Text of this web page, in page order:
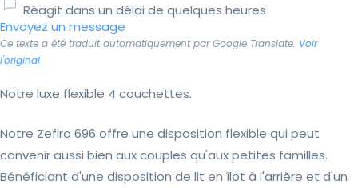
Réagit dans un délai de quelques heures
Envoyez un message
Ce texte a été traduit automatiquement par Google Translate. Voir
l'original
Notre luxe flexible 4 couchettes.
Notre Zefiro 696 offre une disposition flexible qui peut
convenir aussi bien aux couples qu'aux petites familles.
Bénéficiant d'une disposition de lit en îlot à l'arrière et d'un